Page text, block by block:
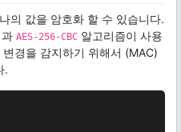
의 값을 암호화 할 수 있습니다.
AES-256-CBC 알고리즘이 사용
경을 감지하기 위해서 (MAC)
.